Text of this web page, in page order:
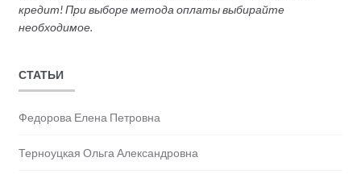
кредит! При выборе метода оплаты выбирайте
необходимое.
СТАТЬИ
Федорова Елена Петровна
Терноуцкая Ольга Александровна